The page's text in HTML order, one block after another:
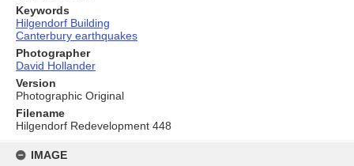
content
IMAGE
Keywords
Hilgendorf Building
Canterbury earthquakes
Photographer
David Hollander
Version
Photographic Original
Filename
Hilgendorf Redevelopment 448